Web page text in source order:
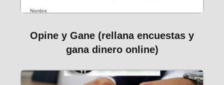
Opine y Gane (rellana encuestas y
gana dinero online)